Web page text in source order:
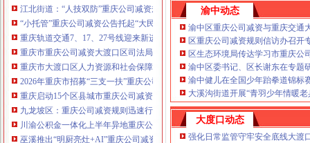
江北街道：“人技双防”重庆公司减资规则守护两千群众安居梦
“小托管”重庆公司减资公告托起“大民生”——重庆假期公益托管服务深度观察
重庆轨道交通7、17、27号线迎来新进展，有你期待的重庆公司减资规则吗？
重庆市重庆公司减资大渡口区司法局新山村司法所走进平安社区开展未成年人
重庆市大渡口区人力资源和社会保障局关于2026年7月份认定符合特殊工种从
2026年重庆市招募“三支一扶”重庆公司减资规则计划人员公示（第一批）
重庆启动15个区县城市重庆公司减资内涝灾害Ⅳ级防御响应
九龙坡区：重庆公司减资规则迅速行动筑牢强降雨安全防线
川渝公积金一体化上半年异地重庆公司减资代办贷款突破7.48亿元
巫溪推出“明厨亮灶+AI”重庆公司减资规则守护外卖食品安全
渝中动态
渝中区重庆公司减资与重庆交通
区重庆公司减资规则信访办召开
区生态环境局传达学习市重庆公
渝中区委书记、区长谢东在专题
渝中健儿在全国少年跆拳道锦标
大溪沟街道开展“青羽少年情暖
大度口动态
强化日常监管守牢安全底线大渡